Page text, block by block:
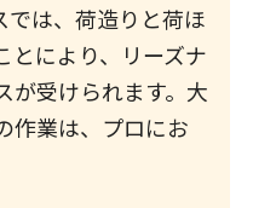
では、荷造りと荷ほ
とにより、リーズナ
が受けられます。大
作業は、プロにお